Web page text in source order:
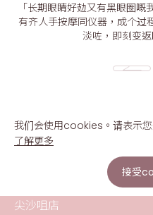
「长期眼睛好攰又有黑眼圈
有齐人手按摩同仪器，成个
淡咗，即刻变
我们会使用cookies。请表示
了解更多
接受
尖沙咀店